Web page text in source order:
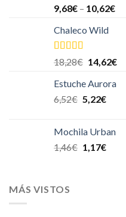
Valorado
en
5
9,68€ – 10,62€
Chaleco Wild
Valorado
4.00
5
18,28€ 14,62€
Estuche Aurora
6,52€ 5,22€
Mochila Urban
1,46€ 1,17€
MÁS VISTOS